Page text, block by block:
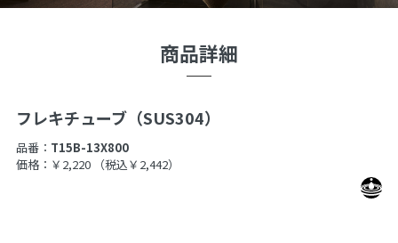
商品詳細
フレキチューブ（SUS304）
品番： T15B-13X800
価格：￥2,220
（税込￥2,442）